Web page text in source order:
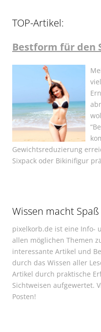
TOP-Artikel:
Bestform für den
Gewichtsreduzierung
Sixpack oder Bikinifigur
Wissen macht
pixelkorb.de ist eine Info-
allen möglichen Themen
interessante Artikel und
durch das Wissen aller
Artikel durch praktische
Sichtweisen aufgewertet.
Posten!